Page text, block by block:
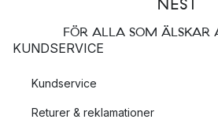
FÖR ALLA SOM ÄLSKAR
KUNDSERVICE
Kundservice
Returer & reklamationer